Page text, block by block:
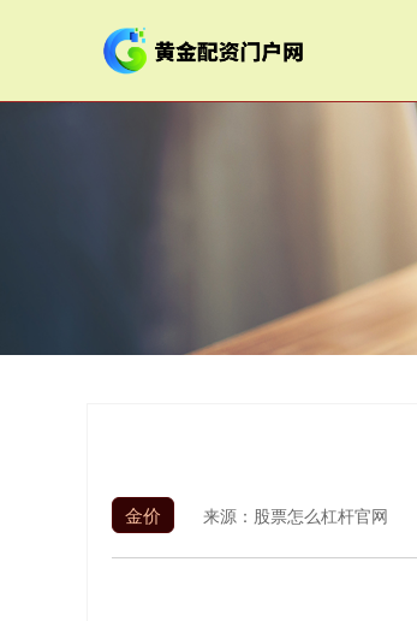
金价 来源：股票怎么杠杆官网